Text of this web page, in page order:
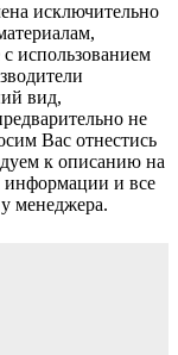
исключительно
использованием
вид,
не
Вас отнестись
к описанию на
информации и все
менеджера.